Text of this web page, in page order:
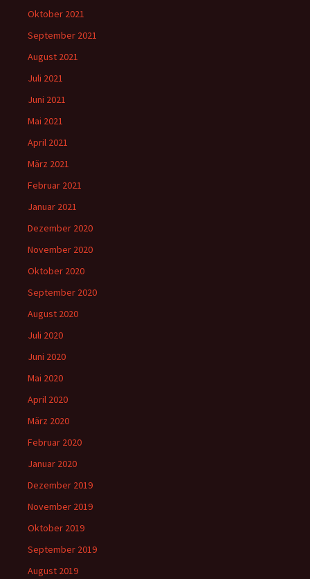
Oktober 2021
September 2021
August 2021
Juli 2021
Juni 2021
Mai 2021
April 2021
März 2021
Februar 2021
Januar 2021
Dezember 2020
November 2020
Oktober 2020
September 2020
August 2020
Juli 2020
Juni 2020
Mai 2020
April 2020
März 2020
Februar 2020
Januar 2020
Dezember 2019
November 2019
Oktober 2019
September 2019
August 2019